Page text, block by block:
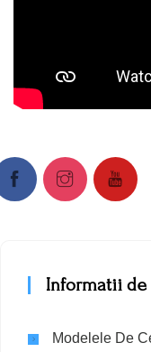
Informatii de
Modelele De